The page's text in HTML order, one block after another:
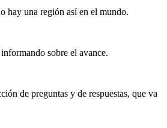
hay una región así en el mundo.
sobre el avance.
de preguntas y de respuestas, que va